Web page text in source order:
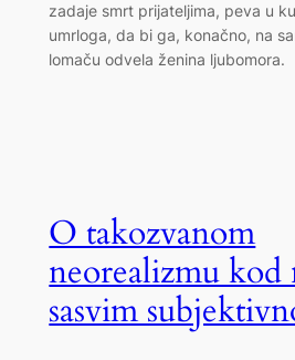
zadaje smrt prijateljima, peva u
umrloga, da bi ga, konačno, na
lomaču odvela ženina ljubomora.
O takozvanom
neorealizmu kod
sasvim